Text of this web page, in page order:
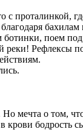
проталинкой,
ботинки, поем
Рефлексы
мечта о том,
крови бодрость